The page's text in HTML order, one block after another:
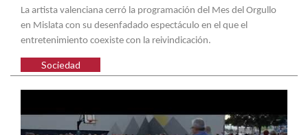
La artista valenciana cerró la programación del Mes del Orgullo
en Mislata con su desenfadado espectáculo en el que el
entretenimiento coexiste con la reivindicación.
Sociedad